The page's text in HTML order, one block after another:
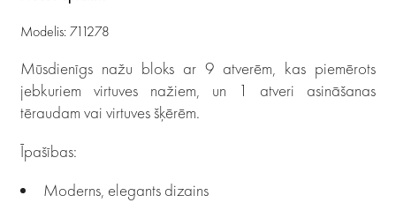
Modelis: 711278
Mūsdienīgs nažu bloks ar 9 atverēm, kas piemērots
jebkuriem virtuves nažiem, un 1 atveri asināšanas
tēraudam vai virtuves šķērēm.
Īpašības:
Moderns, elegants dizains